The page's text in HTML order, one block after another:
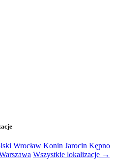
Wrocław Konin Jarocin Kępno
Wszystkie lokalizacje →